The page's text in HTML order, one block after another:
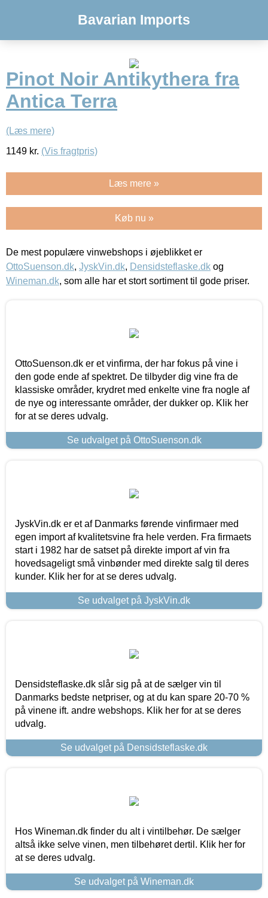
Bavarian Imports
Pinot Noir Antikythera fra
Antica Terra
(Læs mere)
1149 kr. (Vis fragtpris)
Læs mere »
Køb nu »
De mest populære vinwebshops i øjeblikket er
OttoSuenson.dk, JyskVin.dk, Densidsteflaske.dk og
Wineman.dk, som alle har et stort sortiment til gode priser.
OttoSuenson.dk er et vinfirma, der har fokus på vine i
den gode ende af spektret. De tilbyder dig vine fra de
klassiske områder, krydret med enkelte vine fra nogle af
de nye og interessante områder, der dukker op. Klik her
for at se deres udvalg.
Se udvalget på OttoSuenson.dk
JyskVin.dk er et af Danmarks førende vinfirmaer med
egen import af kvalitetsvine fra hele verden. Fra firmaets
start i 1982 har de satset på direkte import af vin fra
hovedsageligt små vinbønder med direkte salg til deres
kunder. Klik her for at se deres udvalg.
Se udvalget på JyskVin.dk
Densidsteflaske.dk slår sig på at de sælger vin til
Danmarks bedste netpriser, og at du kan spare 20-70 %
på vinene ift. andre webshops. Klik her for at se deres
udvalg.
Se udvalget på Densidsteflaske.dk
Hos Wineman.dk finder du alt i vintilbehør. De sælger
altså ikke selve vinen, men tilbehøret dertil. Klik her for
at se deres udvalg.
Se udvalget på Wineman.dk